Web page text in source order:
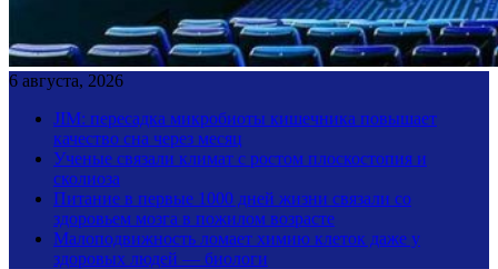
6 августа, 2026
JIM: пересадка микробиоты кишечника повышает
качество сна через месяц
Ученые связали климат с ростом плоскостопия и
сколиоза
Питание в первые 1000 дней жизни связали со
здоровьем мозга в пожилом возрасте
Малоподвижность ломает химию клеток даже у
здоровых людей — биологи